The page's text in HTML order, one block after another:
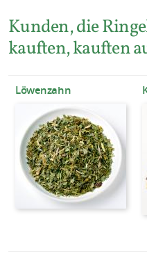
Kunden, die
kauften, kauften
Löwenzahn